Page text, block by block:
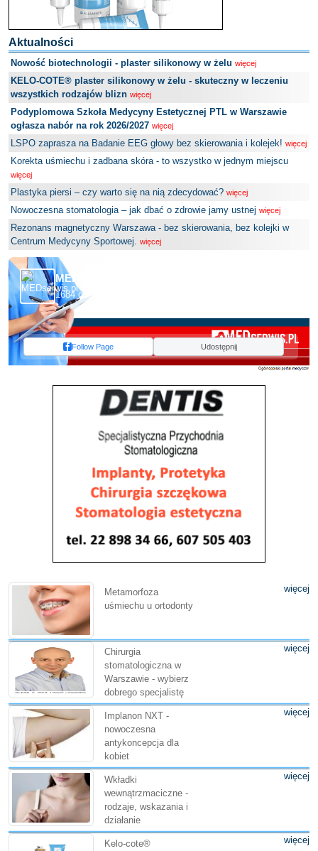
Aktualności
Nowość biotechnologii - plaster silikonowy w żelu więcej
KELO-COTE® plaster silikonowy w żelu - skuteczny w leczeniu
wszystkich rodzajów blizn więcej
Podyplomowa Szkoła Medycyny Estetycznej PTL w Warszawie
ogłasza nabór na rok 2026/2027 więcej
LSPO zaprasza na Badanie EEG głowy bez skierowania i kolejek! więcej
Korekta uśmiechu i zadbana skóra - to wszystko w jednym miejscu
więcej
Plastyka piersi – czy warto się na nią zdecydować? więcej
Nowoczesna stomatologia – jak dbać o zdrowie jamy ustnej więcej
Rezonans magnetyczny Warszawa - bez skierowania, bez kolejki w
Centrum Medycyny Sportowej.
więcej
MEDserwis.pl - Ogólnopolski Portal Medyczny
1684 obserwujących
Follow Page Udostępnij
Metamorfoza
uśmiechu u ortodonty
więcej
Chirurgia
stomatologiczna w
Warszawie - wybierz
dobrego specjalistę
więcej
Implanon NXT -
nowoczesna
antykoncepcja dla
kobiet
więcej
Wkładki
wewnątrzmaciczne -
rodzaje, wskazania i
działanie
więcej
Kelo-cote®
więcej